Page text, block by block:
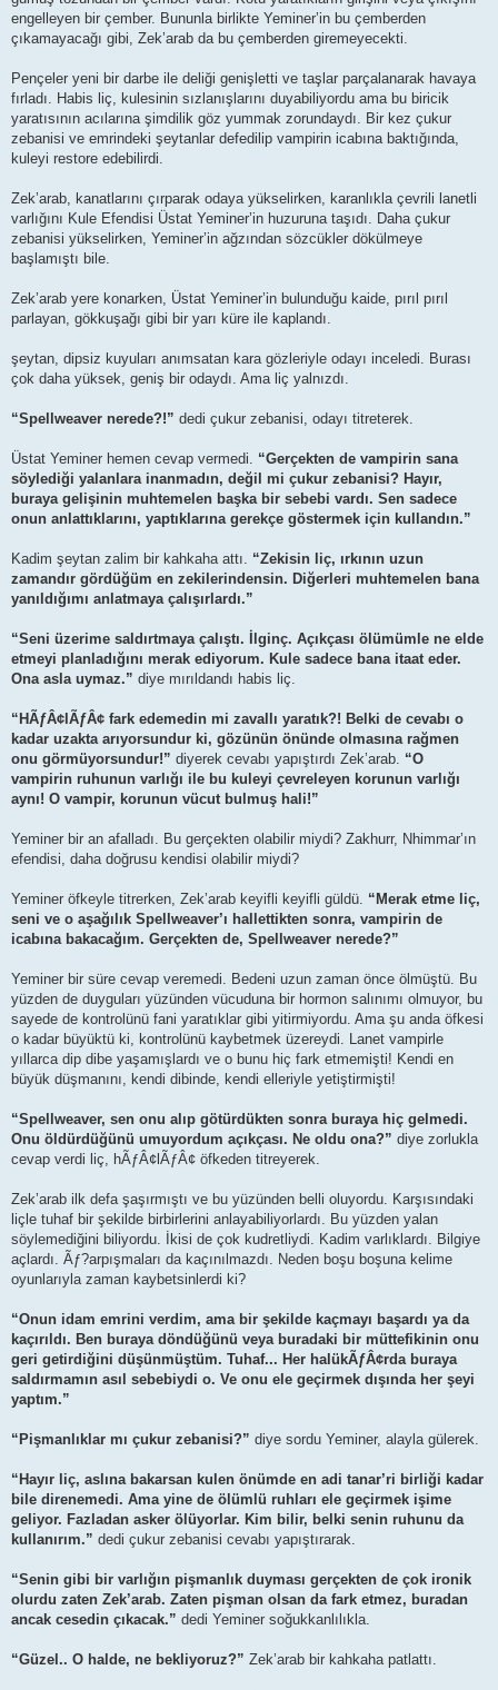
engelleyen bir çember. Bununla birlikte Yeminer’in bu çemberden
çıkamayacağı gibi, Zek’arab da bu çemberden giremeyecekti.
Pençeler yeni bir darbe ile deliği genişletti ve taşlar parçalanarak havaya
fırladı. Habis liç, kulesinin sızlanışlarını duyabiliyordu ama bu biricik
yaratısının acılarına şimdilik göz yummak zorundaydı. Bir kez çukur
zebanisi ve emrindeki şeytanlar defedilip vampirin icabına baktığında,
kuleyi restore edebilirdi.
Zek’arab, kanatlarını çırparak odaya yükselirken, karanlıkla çevrili lanetli
varlığını Kule Efendisi Üstat Yeminer’in huzuruna taşıdı. Daha çukur
zebanisi yükselirken, Yeminer’in ağzından sözcükler dökülmeye
başlamıştı bile.
Zek’arab yere konarken, Üstat Yeminer’in bulunduğu kaide, pırıl pırıl
parlayan, gökkuşağı gibi bir yarı küre ile kaplandı.
şeytan, dipsiz kuyuları anımsatan kara gözleriyle odayı inceledi. Burası
çok daha yüksek, geniş bir odaydı. Ama liç yalnızdı.
“Spellweaver nerede?!” dedi çukur zebanisi, odayı titreterek.
Üstat Yeminer hemen cevap vermedi. “Gerçekten de vampirin sana
söylediği yalanlara inanmadın, değil mi çukur zebanisi? Hayır,
buraya gelişinin muhtemelen başka bir sebebi vardı. Sen sadece
onun anlattıklarını, yaptıklarına gerekçe göstermek için kullandın.”
Kadim şeytan zalim bir kahkaha attı. “Zekisin liç, ırkının uzun
zamandır gördüğüm en zekilerindensin. Diğerleri muhtemelen bana
yanıldığımı anlatmaya çalışırlardı.”
“Seni üzerime saldırtmaya çalıştı. İlginç. Açıkçası ölümümle ne elde
etmeyi planladığını merak ediyorum. Kule sadece bana itaat eder.
Ona asla uymaz.” diye mırıldandı habis liç.
“HÃƒÂ¢lÃƒÂ¢ fark edemedin mi zavallı yaratık?! Belki de cevabı o
kadar uzakta arıyorsundur ki, gözünün önünde olmasına rağmen
onu görmüyorsundur!” diyerek cevabı yapıştırdı Zek’arab. “O
vampirin ruhunun varlığı ile bu kuleyi çevreleyen korunun varlığı
aynı! O vampir, korunun vücut bulmuş hali!”
Yeminer bir an afalladı. Bu gerçekten olabilir miydi? Zakhurr, Nhimmar’ın
efendisi, daha doğrusu kendisi olabilir miydi?
Yeminer öfkeyle titrerken, Zek’arab keyifli keyifli güldü. “Merak etme liç,
seni ve o aşağılık Spellweaver’ı hallettikten sonra, vampirin de
icabına bakacağım. Gerçekten de, Spellweaver nerede?”
Yeminer bir süre cevap veremedi. Bedeni uzun zaman önce ölmüştü. Bu
yüzden de duyguları yüzünden vücuduna bir hormon salınımı olmuyor, bu
sayede de kontrolünü fani yaratıklar gibi yitirmiyordu. Ama şu anda öfkesi
o kadar büyüktü ki, kontrolünü kaybetmek üzereydi. Lanet vampirle
yıllarca dip dibe yaşamışlardı ve o bunu hiç fark etmemişti! Kendi en
büyük düşmanını, kendi dibinde, kendi elleriyle yetiştirmişti!
“Spellweaver, sen onu alıp götürdükten sonra buraya hiç gelmedi.
Onu öldürdüğünü umuyordum açıkçası. Ne oldu ona?” diye zorlukla
cevap verdi liç, hÃƒÂ¢lÃƒÂ¢ öfkeden titreyerek.
Zek’arab ilk defa şaşırmıştı ve bu yüzünden belli oluyordu. Karşısındaki
liçle tuhaf bir şekilde birbirlerini anlayabiliyorlardı. Bu yüzden yalan
söylemediğini biliyordu. İkisi de çok kudretliydi. Kadim varlıklardı. Bilgiye
açlardı. Ãƒ?arpışmaları da kaçınılmazdı. Neden boşu boşuna kelime
oyunlarıyla zaman kaybetsinlerdi ki?
“Onun idam emrini verdim, ama bir şekilde kaçmayı başardı ya da
kaçırıldı. Ben buraya döndüğünü veya buradaki bir müttefikinin onu
geri getirdiğini düşünmüştüm. Tuhaf... Her halükÃƒÂ¢rda buraya
saldırmamın asıl sebebiydi o. Ve onu ele geçirmek dışında her şeyi
yaptım.”
“Pişmanlıklar mı çukur zebanisi?” diye sordu Yeminer, alayla gülerek.
“Hayır liç, aslına bakarsan kulen önümde en adi tanar’ri birliği kadar
bile direnemedi. Ama yine de ölümlü ruhları ele geçirmek işime
geliyor. Fazladan asker ölüyorlar. Kim bilir, belki senin ruhunu da
kullanırım.” dedi çukur zebanisi cevabı yapıştırarak.
“Senin gibi bir varlığın pişmanlık duyması gerçekten de çok ironik
olurdu zaten Zek’arab. Zaten pişman olsan da fark etmez, buradan
ancak cesedin çıkacak.” dedi Yeminer soğukkanlılıkla.
“Güzel.. O halde, ne bekliyoruz?” Zek’arab bir kahkaha patlattı.